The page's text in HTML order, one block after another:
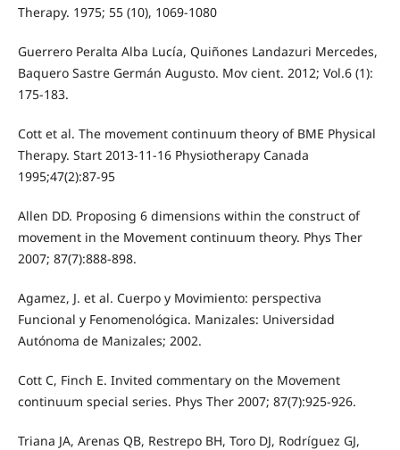
Therapy. 1975; 55 (10), 1069-1080
Guerrero Peralta Alba Lucía, Quiñones Landazuri Mercedes,
Baquero Sastre Germán Augusto. Mov cient. 2012; Vol.6 (1):
175-183.
Cott et al. The movement continuum theory of BME Physical
Therapy. Start 2013-11-16 Physiotherapy Canada
1995;47(2):87-95
Allen DD. Proposing 6 dimensions within the construct of
movement in the Movement continuum theory. Phys Ther
2007; 87(7):888-898.
Agamez, J. et al. Cuerpo y Movimiento: perspectiva
Funcional y Fenomenológica. Manizales: Universidad
Autónoma de Manizales; 2002.
Cott C, Finch E. Invited commentary on the Movement
continuum special series. Phys Ther 2007; 87(7):925-926.
Triana JA, Arenas QB, Restrepo BH, Toro DJ, Rodríguez GJ,